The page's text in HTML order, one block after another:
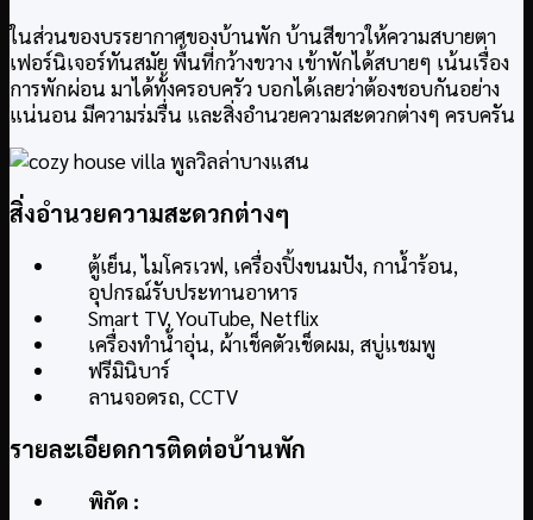
ในส่วนของบรรยากาศของบ้านพัก บ้านสีขาวให้ความสบายตา
เฟอร์นิเจอร์ทันสมัย พื้นที่กว้างขวาง เข้าพักได้สบายๆ เน้นเรื่อง
การพักผ่อน มาได้ทั้งครอบครัว บอกได้เลยว่าต้องชอบกันอย่าง
แน่นอน มีความร่มรื่น และสิ่งอำนวยความสะดวกต่างๆ ครบครัน
สิ่งอำนวยความสะดวกต่างๆ
ตู้เย็น, ไมโครเวฟ, เครื่องปิ้งขนมปัง, กาน้ำร้อน,
อุปกรณ์รับประทานอาหาร
Smart TV, YouTube, Netflix
เครื่องทำน้ำอุ่น, ผ้าเช็คตัวเช็ดผม, สบู่แชมพู
ฟรีมินิบาร์
ลานจอดรถ, CCTV
รายละเอียดการติดต่อบ้านพัก
พิกัด :